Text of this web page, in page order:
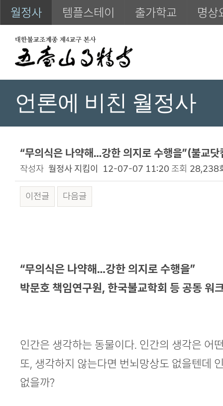
월정사 템플스테이 출가학교 명상
언론에 비친 월정사
“무의식은 나약해…강한 의지로 수행을”(불교
작성자 월정사 지킴이 12-07-07 11:20 조회 28,238
이전글 다음글
“무의식은 나약해…강한 의지로 수행을”
박문호 책임연구원, 한국불교학회 등 공동 워
인간은 생각하는 동물이다. 인간의 생각은 어
또, 생각하지 않는다면 번뇌망상도 없을텐데
없을까?